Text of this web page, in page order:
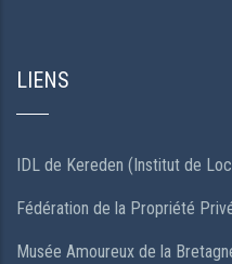
LIENS
IDL de Kereden (Institut de
Fédération de la Propriété
Musée Amoureux de la